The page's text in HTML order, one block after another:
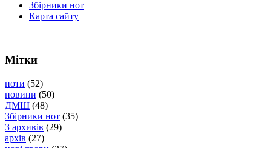
Збірники нот
Карта сайту
Мітки
ноти (52)
новини (50)
ДМШ (48)
Збірники нот (35)
З архивів (29)
архів (27)